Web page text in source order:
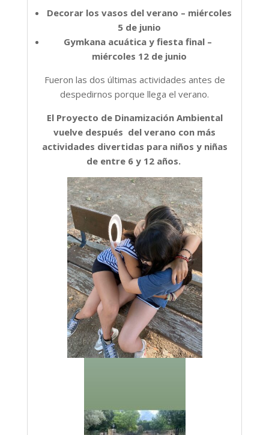
Decorar los vasos del verano – miércoles
5 de junio
Gymkana acuática y fiesta final –
miércoles 12 de junio
Fueron las dos últimas actividades antes de
despedirnos porque llega el verano.
El Proyecto de Dinamización Ambiental
vuelve después del verano con más
actividades divertidas para niños y niñas
de entre 6 y 12 años.